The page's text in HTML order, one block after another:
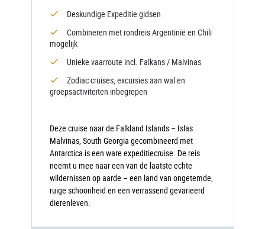
Deskundige Expeditie gidsen
Combineren met rondreis Argentinië en Chili
mogelijk
Unieke vaarroute incl. Falkans / Malvinas
Zodiac cruises, excursies aan wal en
groepsactiviteiten inbegrepen
Deze cruise naar de Falkland Islands – Islas
Malvinas, South Georgia gecombineerd met
Antarctica is een ware expeditiecruise. De reis
neemt u mee naar een van de laatste echte
wildernissen op aarde – een land van ongetemde,
ruige schoonheid en een verrassend gevarieerd
dierenleven.